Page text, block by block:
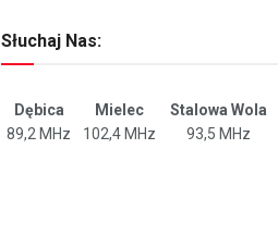
Słuchaj Nas:
Dębica Mielec Stalowa Wola
89,2 MHz
102,4 MHz 93,5 MHz